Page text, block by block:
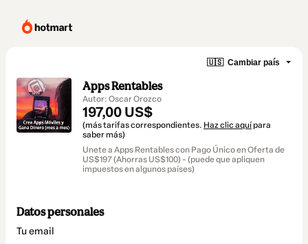
🇺🇸 Cambiar país
Apps Rentables
Autor: Oscar Orozco
197,00 US$
(más tarifas correspondientes. Haz clic aquí para
saber más)
Unete a Apps Rentables con Pago Único en Oferta de
US$197 (Ahorras US$100) - (puede que apliquen
impuestos en algunos países)
Datos personales
Tu email